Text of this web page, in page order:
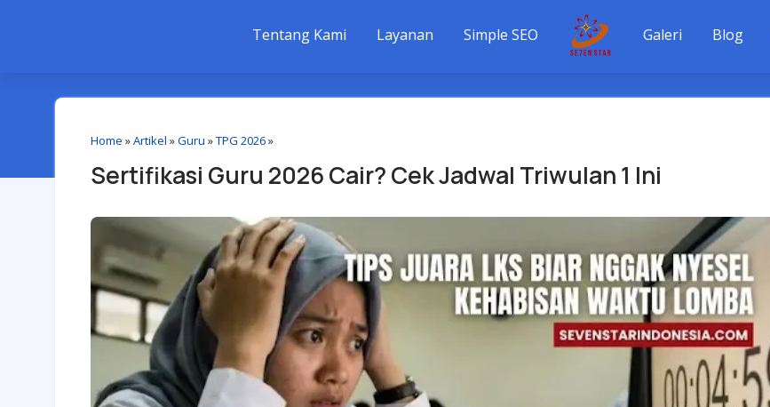
Tentang Kami Layanan Simple SEO Galeri Blog
Home »Artikel »Guru »TPG 2026»
Sertifikasi Guru 2026 Cair? Cek Jadwal Triwulan 1 Ini